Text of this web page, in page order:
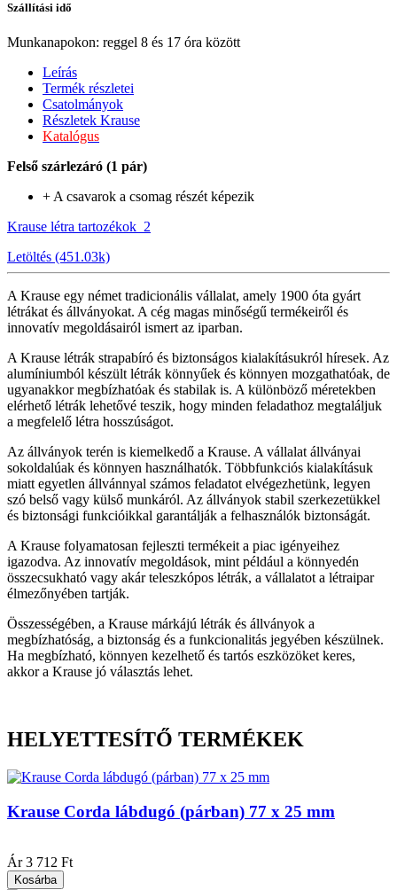
Szállítási idő
Munkanapokon: reggel 8 és 17 óra között
Leírás
Termék részletei
Csatolmányok
Részletek Krause
Katalógus
Felső szárlezáró (1 pár)
+ A csavarok a csomag részét képezik
Krause létra tartozékok_2
Letöltés (451.03k)
A Krause egy német tradicionális vállalat, amely 1900 óta gyárt
létrákat és állványokat. A cég magas minőségű termékeiről és
innovatív megoldásairól ismert az iparban.
A Krause létrák strapabíró és biztonságos kialakításukról híresek. Az
alumíniumból készült létrák könnyűek és könnyen mozgathatóak, de
ugyanakkor megbízhatóak és stabilak is. A különböző méretekben
elérhető létrák lehetővé teszik, hogy minden feladathoz megtaláljuk
a megfelelő létra hosszúságot.
Az állványok terén is kiemelkedő a Krause. A vállalat állványai
sokoldalúak és könnyen használhatók. Többfunkciós kialakításuk
miatt egyetlen állvánnyal számos feladatot elvégezhetünk, legyen
szó belső vagy külső munkáról. Az állványok stabil szerkezetükkel
és biztonsági funkcióikkal garantálják a felhasználók biztonságát.
A Krause folyamatosan fejleszti termékeit a piac igényeihez
igazodva. Az innovatív megoldások, mint például a könnyedén
összecsukható vagy akár teleszkópos létrák, a vállalatot a létraipar
élmezőnyében tartják.
Összességében, a Krause márkájú létrák és állványok a
megbízhatóság, a biztonság és a funkcionalitás jegyében készülnek.
Ha megbízható, könnyen kezelhető és tartós eszközöket keres,
akkor a Krause jó választás lehet.
HELYETTESÍTŐ TERMÉKEK
Krause Corda lábdugó (párban) 77 x 25 mm
Ár 3 712 Ft
Kosárba